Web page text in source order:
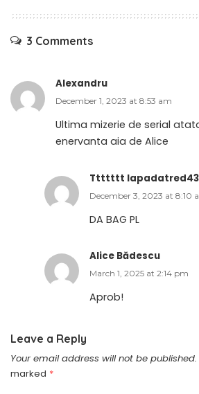
3 Comments
Alexandru
December 1, 2023 at 8:53 am
Ultima mizerie de serial
enervanta aia de Alice
Ttttttt lapadatred43
December 3, 2023 at 8:10
DA BAG PL
Alice Bădescu
March 1, 2025 at 2:14 pm
Aprob!
Leave a Reply
Your email address will not be published.
marked *